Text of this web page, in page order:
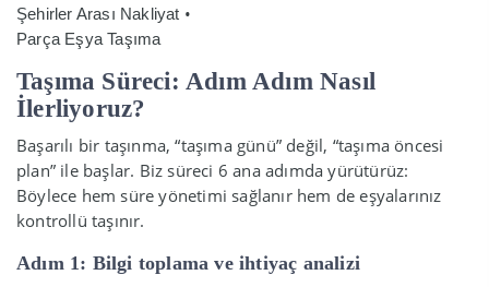
Şehirler Arası Nakliyat •
Parça Eşya Taşıma
Taşıma Süreci: Adım Adım Nasıl
İlerliyoruz?
Başarılı bir taşınma, “taşıma günü” değil, “taşıma öncesi
plan” ile başlar. Biz süreci 6 ana adımda yürütürüz:
Böylece hem süre yönetimi sağlanır hem de eşyalarınız
kontrollü taşınır.
Adım 1: Bilgi toplama ve ihtiyaç analizi